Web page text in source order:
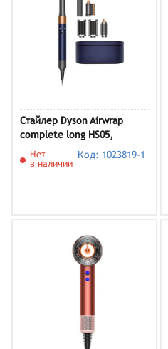
Стайлер Dyson Airwrap
complete long HS05,
Prussian Blue/Rich Copper
Нет
в наличии
Код: 1023819-1